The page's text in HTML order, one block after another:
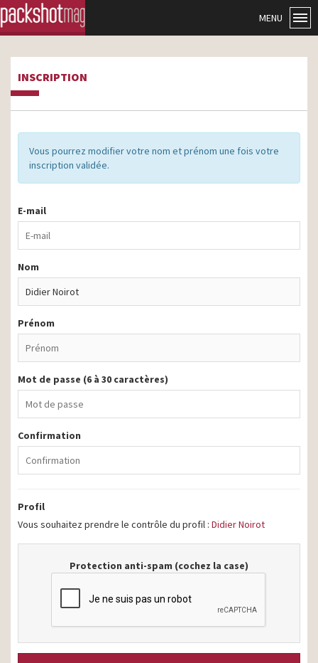
MENU
INSCRIPTION
Vous pourrez modifier votre nom et prénom une fois votre
inscription validée.
E-mail
Nom
Prénom
Mot de passe (6 à 30 caractères)
Confirmation
Profil
Vous souhaitez prendre le contrôle du profil : Didier Noirot
Protection anti-spam (cochez la case)